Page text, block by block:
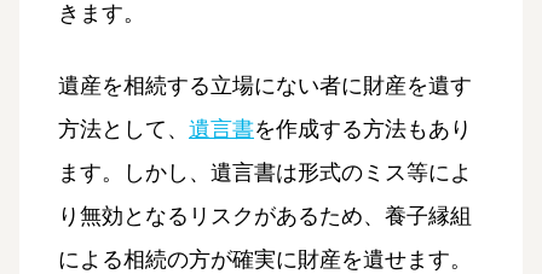
きます。
遺産を相続する立場にない者に財産を遺す
方法として、 遺言書を作成する方法もあり
ます。しかし、遺言書は形式のミス等によ
り無効となるリスクがあるため、養子縁組
による相続の方が確実に財産を遺せます。